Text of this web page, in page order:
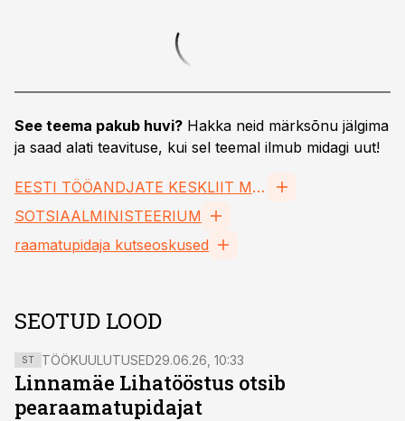
See teema pakub huvi? Hakka neid märksõnu jälgima
ja saad alati teavituse, kui sel teemal ilmub midagi uut!
EESTI TÖÖANDJATE KESKLIIT MTÜ
SOTSIAALMINISTEERIUM
raamatupidaja kutseoskused
SEOTUD LOOD
ST TÖÖKUULUTUSED29.06.26, 10:33
Linnamäe Lihatööstus otsib
pearaamatupidajat